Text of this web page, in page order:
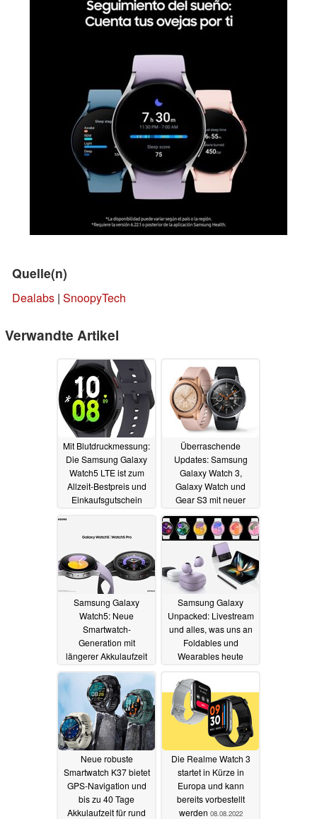
Quelle(n)
Dealabs | SnoopyTech
Verwandte Artikel
Mit Blutdruckmessung:
Die Samsung Galaxy
Watch5 LTE ist zum
Allzeit-Bestpreis und
Einkaufsgutschein
Überraschende
Updates: Samsung
Galaxy Watch 3,
Galaxy Watch und
Gear S3 mit neuer
23.08.2022
Samsung Galaxy
Watch5: Neue
Smartwatch-
Generation mit
längerer Akkulaufzeit
Modell enthüllt
10.08.2022
Samsung Galaxy
Unpacked: Livestream
und alles, was uns an
Foldables und
Wearables heute
Neue robuste
Smartwatch K37 bietet
GPS-Navigation und
bis zu 40 Tage
Akkulaufzeit für rund
Die Realme Watch 3
startet in Kürze in
Europa und kann
bereits vorbestellt
werden 08.08.2022